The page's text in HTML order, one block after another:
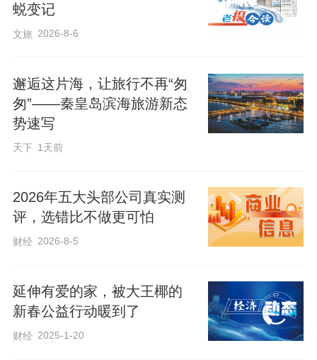
谁也没想到，这个藏在深山里的“猫村”火
了。截至目前，“猫村”访客量达30多万人
察，来这里的人，多是带娃的家长和年轻
人。“小孩子们特别喜欢。还有就是在城市
里刚工作的年轻人，大家说有山有水有猫
陪，来了就不想走，很放松。”
除了撸猫，很多游客也是奔着“猫村”独特的
艺术风格来的。村里的门窗、石墙上绘满
民张拥军之手。荒废的小学校舍被改造
成“动物友好”科普基地，旧农具、老木梁成
了咖啡店的装饰元素。周合伟还通过公益
蜕变记
文旅 2026-8-6
邂逅这片海，让旅行不再“匆
匆”——秦皇岛滨海旅游新态
势速写
天下 1天前
2026年五大头部公司真实测
评，选错比不做更可怕
财经 2026-8-5
延伸有爱的家，被大王椰的
新春公益行动暖到了
财经 2025-1-20